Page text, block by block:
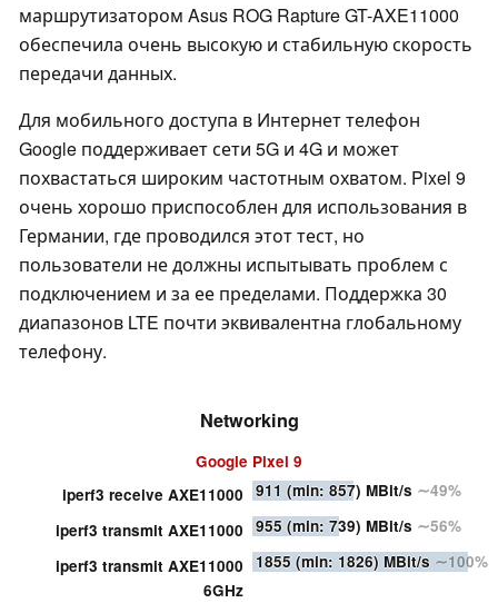
маршрутизатором Asus ROG Rapture GT-AXE11000
обеспечила очень высокую и стабильную скорость
передачи данных.
Для мобильного доступа в Интернет телефон
Google поддерживает сети 5G и 4G и может
похвастаться широким частотным охватом. Pixel 9
очень хорошо приспособлен для использования в
Германии, где проводился этот тест, но
пользователи не должны испытывать проблем с
подключением и за ее пределами. Поддержка 30
диапазонов LTE почти эквивалентна глобальному
телефону.
Networking
Google Pixel 9
iperf3 receive AXE11000
911 (min: 857) MBit/s ∼49%
iperf3 transmit AXE11000
955 (min: 739) MBit/s ∼56%
iperf3 transmit AXE11000
6GHz
1855 (min: 1826) MBit/s ∼100%